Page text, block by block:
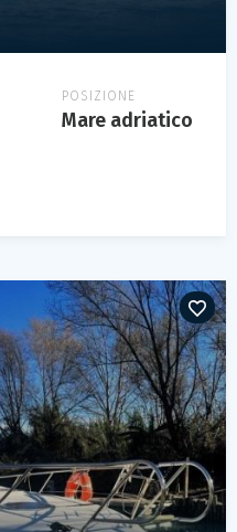
POSIZIONE
Mare adriatico